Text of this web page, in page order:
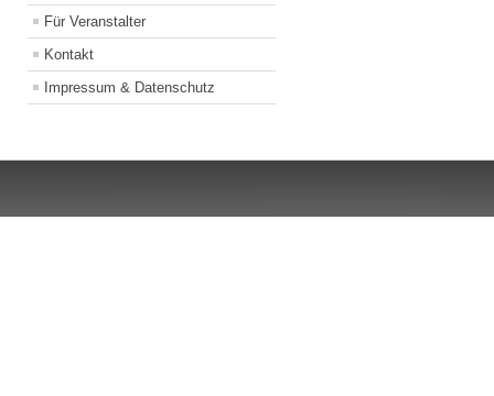
Für Veranstalter
Kontakt
Impressum & Datenschutz